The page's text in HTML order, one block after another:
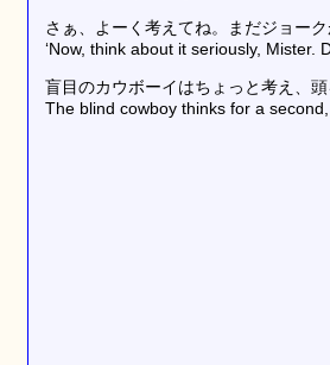
さぁ、よーく考えてね。まだジョーク
‘Now, think about it seriously, Mister.
盲目のカウボーイはちょっと考え、
The blind cowboy thinks for a